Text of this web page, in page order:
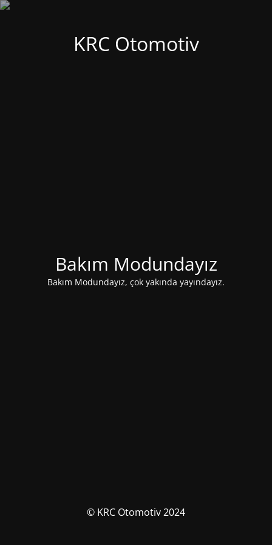
KRC Otomotiv
Bakım Modundayız
Bakım Modundayız, çok yakında yayındayız.
© KRC Otomotiv 2024